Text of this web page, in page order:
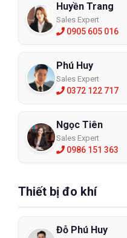
Huyền Trang
Sales Expert
0905 605 016
Phú Huy
Sales Expert
0372 122 717
Ngọc Tiên
Sales Expert
0986 151 363
Thiết bị đo khí
Đỗ Phú Huy